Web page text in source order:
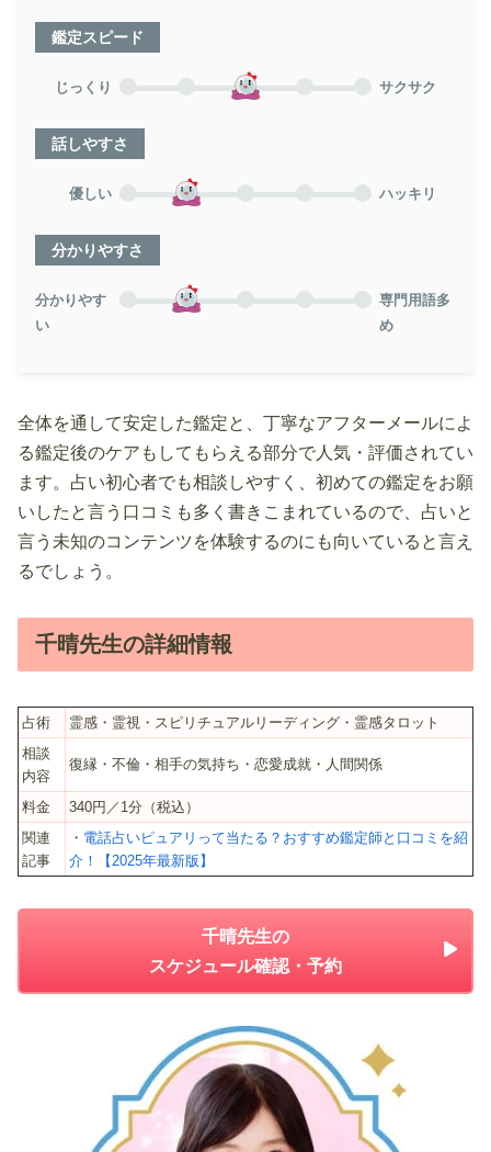
鑑定スピード
じっくり サクサク
話しやすさ
優しい ハッキリ
分かりやすさ
分かりやす
い
専門用語多
め
全体を通して安定した鑑定と、丁寧なアフターメールによ
る鑑定後のケアもしてもらえる部分で人気・評価されてい
ます。占い初心者でも相談しやすく、初めての鑑定をお願
いしたと言う口コミも多く書きこまれているので、占いと
言う未知のコンテンツを体験するのにも向いていると言え
るでしょう。
千晴先生の詳細情報
占術
霊感・霊視・スピリチュアルリーディング・霊感タロット
相談
内容
復縁・不倫・相手の気持ち・恋愛成就・人間関係
料金
340円／1分（税込）
関連
記事
・ 電話占いピュアリって当たる？おすすめ鑑定師と口コミを紹
介！【2025年最新版】
千晴先生の
スケジュール確認・予約